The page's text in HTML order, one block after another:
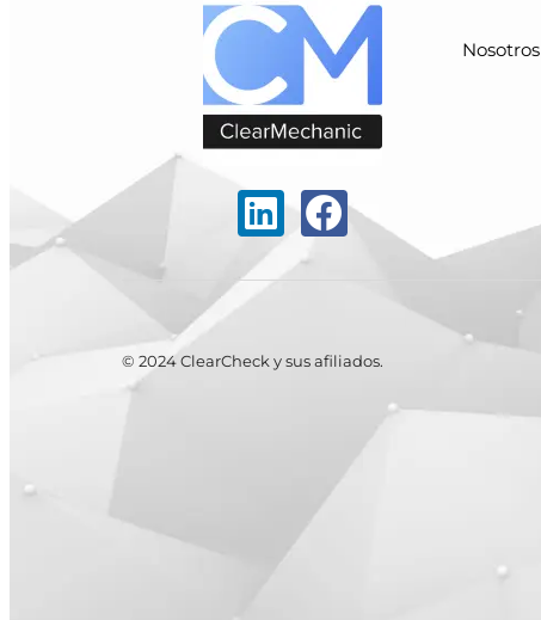
Nosotros
© 2024 ClearCheck y sus afiliados.